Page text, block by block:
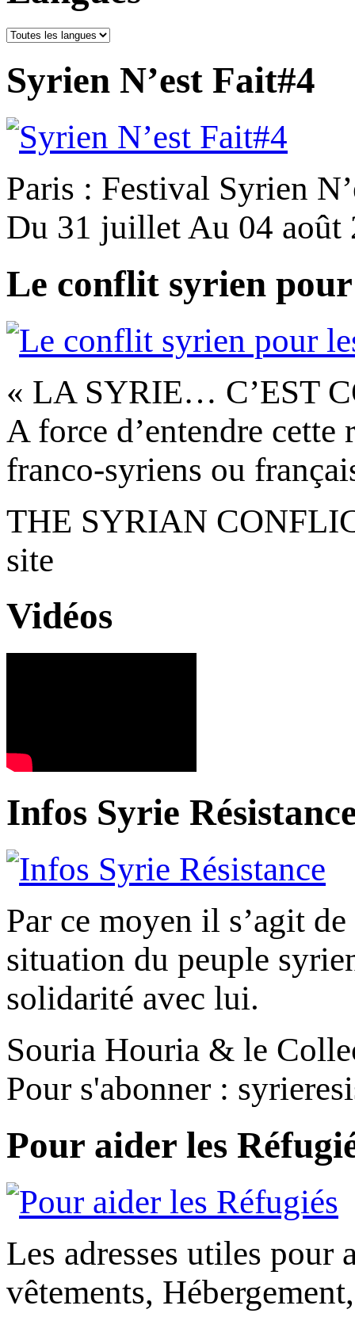
Syrien N’est Fait#4
Paris : Festival Syrien
Du 31 juillet Au 04 août
Le conflit syrien pour
« LA SYRIE… C’EST
A force d’entendre
franco-syriens ou
THE SYRIAN
site
Vidéos
Infos Syrie
Par ce moyen il s’agit
situation du peuple
solidarité avec lui.
Souria Houria & le
Pour s'abonner :
Pour aider les
Les adresses utiles pour
vêtements,